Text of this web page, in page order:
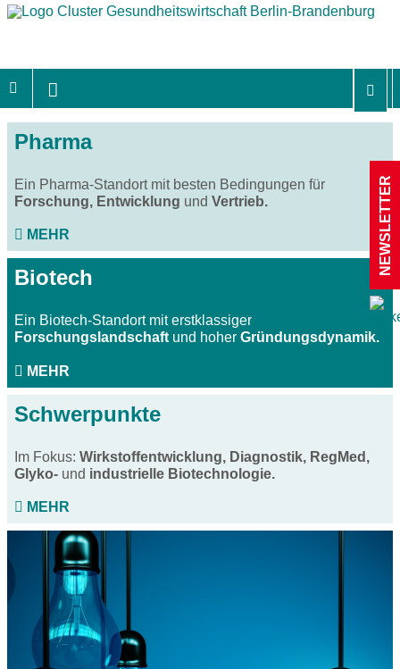
Pharma
Ein Pharma-Standort mit besten Bedingungen für
Forschung, Entwicklung und Vertrieb.
MEHR
Biotech
Ein Biotech-Standort mit erstklassiger
Forschungslandschaft und hoher Gründungsdynamik.
MEHR
Schwerpunkte
Im Fokus: Wirkstoffentwicklung, Diagnostik, RegMed,
Glyko- und industrielle Biotechnologie.
MEHR
NEWSLETTER